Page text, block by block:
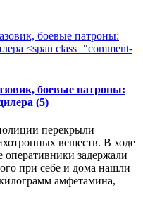
боевые патроны:
(5)
перекрыли
веществ. В ходе
оперативники задержали
при себе и дома нашли
амфетамина,